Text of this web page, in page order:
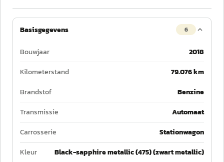
Basisgegevens 6
Bouwjaar
2018
Kilometerstand
79.076 km
Brandstof
Benzine
Transmissie
Automaat
Carrosserie
Stationwagon
Kleur
Black-sapphire metallic (475) (zwart metallic)